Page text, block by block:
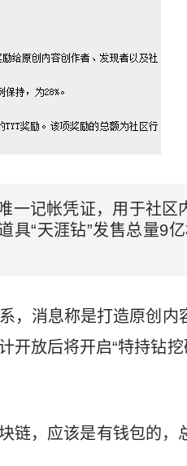
一记帐凭证，用于社区
具“天涯钻”发售总量9
，消息称是打造原创内
放后将开启“特持钻挖
链，应该是有钱包的，